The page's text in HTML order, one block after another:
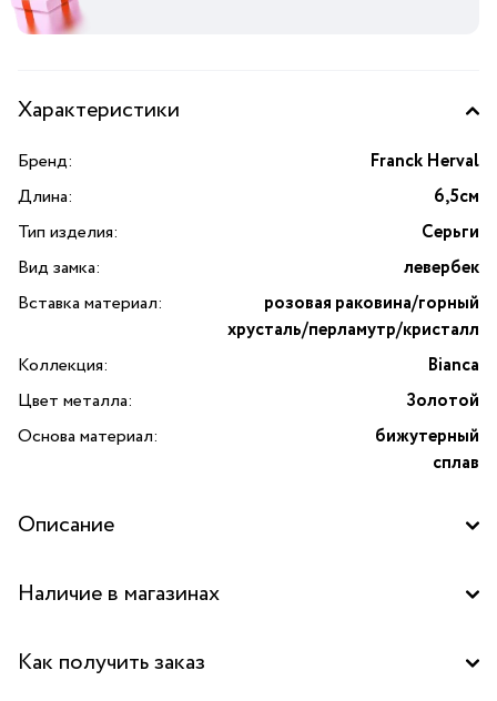
Характеристики
Бренд:
Franck Herval
Длина:
6,5см
Тип изделия:
Серьги
Вид замка:
левербек
Вставка материал:
розовая раковина/горный
хрусталь/перламутр/кристалл
Коллекция:
Bianca
Цвет металла:
Золотой
Основа материал:
бижутерный
сплав
Описание
элегантности с серьгами Bianca от бренда Franck Herval.
бижутерного сплава с роскошным покрытием
Наличие в магазинах
Бутик "La Nature" в ТЦ "Метрополис", Москва
Как получить заказ